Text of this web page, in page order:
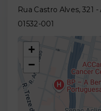
Rua Castro Alves, 321
01532-001
+
−